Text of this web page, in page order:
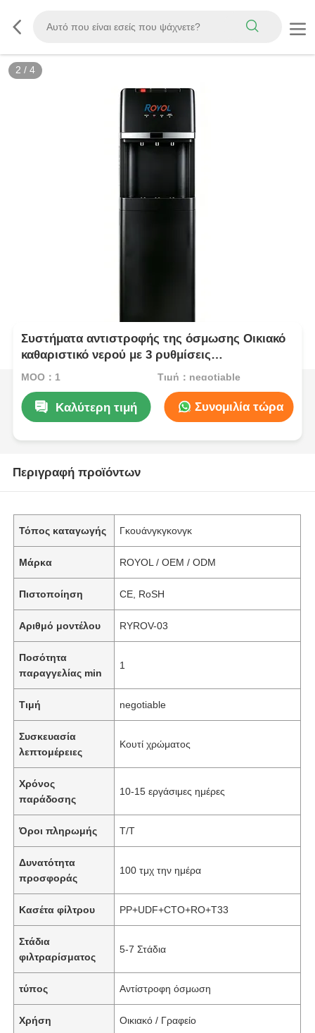
2 / 4
Συστήματα αντιστροφής της όσμωσης Οικιακό
καθαριστικό νερού με 3 ρυθμίσεις
θερμοκρασίας
MOQ：1 Τιμή：negotiable
Καλύτερη τιμή Συνομιλία τώρα
Περιγραφή προϊόντων
Τόπος καταγωγής Γκουάνγκγκονγκ
Μάρκα ROYOL / OEM / ODM
Πιστοποίηση CE, RoSH
Αριθμό μοντέλου RYROV-03
Ποσότητα
παραγγελίας min
1
Τιμή negotiable
Συσκευασία
λεπτομέρειες
Κουτί χρώματος
Χρόνος
παράδοσης
10-15 εργάσιμες ημέρες
Όροι πληρωμής T/T
Δυνατότητα
προσφοράς
100 τμχ την ημέρα
Κασέτα φίλτρου PP+UDF+CTO+RO+T33
Στάδια
φιλτραρίσματος
5-7 Στάδια
τύπος Αντίστροφη όσμωση
Χρήση Οικιακό / Γραφείο